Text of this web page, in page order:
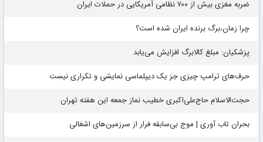
ضربه مغزی بیش از ۷۰۰ نظامی آمریکایی در حملات ایران
چرا زمان،برگ برنده ایران شده است؟
پزشکیان: مبلغ کالابرگ افزایش می‌یابد
حرف‌های ترامپ چیزی جز یک دیپلماسی نمایشی و تکراری نیست
حجت‌الاسلام حاج‌علی‌اکبری خطیب نماز جمعه این هفته تهران
بحران تاب آوری | موج بی‌سابقه فرار از سرزمین‌های اشغالی